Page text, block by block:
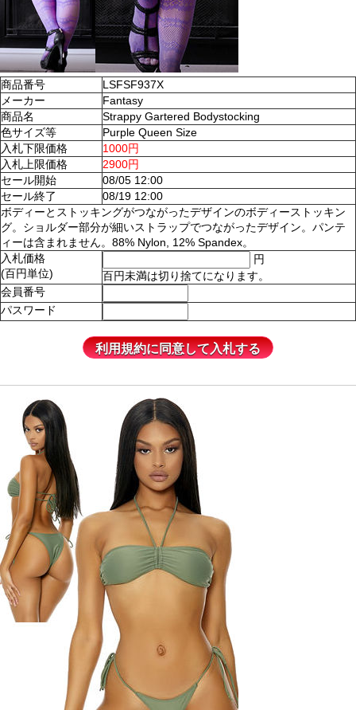
商品番号
LSFSF937X
メーカー
Fantasy
商品名
Strappy Gartered Bodystocking
色サイズ等
Purple Queen Size
入札下限価格
1000円
入札上限価格
2900円
セール開始
08/05 12:00
セール終了
08/19 12:00
ボディーとストッキングがつながったデザインのボディーストッキン
グ。ショルダー部分が細いストラップでつながったデザイン。パンテ
ィーは含まれません。88% Nylon, 12% Spandex。
入札価格
(百円単位)
円
百円未満は切り捨てになります。
会員番号
パスワード